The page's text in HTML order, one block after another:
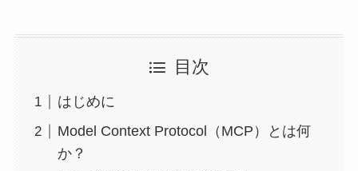
目次
はじめに
Model Context Protocol（MCP）とは何
か？